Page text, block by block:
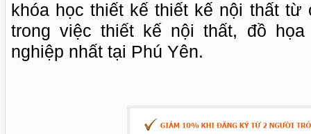
khóa học thiết kế thiết kế nội thất từ
trong việc thiết kế nội thất, đồ
nghiệp nhất tại Phú Yên.